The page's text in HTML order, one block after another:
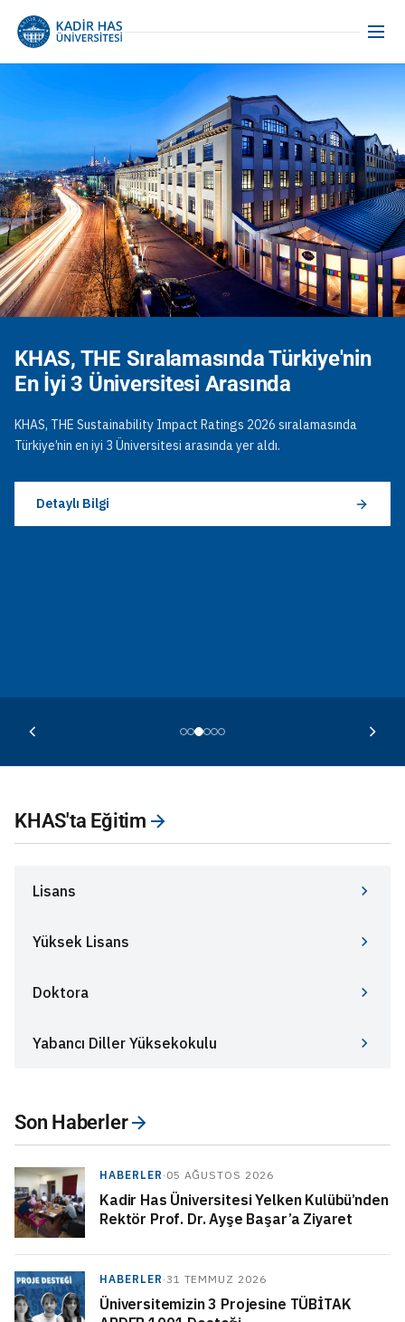
Detaylı Bilgi
KHAS, THE Sıralamasında Türkiye'nin
En İyi 3 Üniversitesi Arasında
KHAS, THE Sustainability Impact Ratings 2026 sıralamasında
Türkiye’nin en iyi 3 Üniversitesi arasında yer aldı.
Detaylı Bilgi
KHAS'ta Eğitim
Lisans
Yüksek Lisans
Doktora
Yabancı Diller Yüksekokulu
Son Haberler
HABERLER · 05 AĞUSTOS 2026
Kadir Has Üniversitesi Yelken Kulübü’nden
Rektör Prof. Dr. Ayşe Başar’a Ziyaret
HABERLER ·31 TEMMUZ 2026
Üniversitemizin 3 Projesine TÜBİTAK